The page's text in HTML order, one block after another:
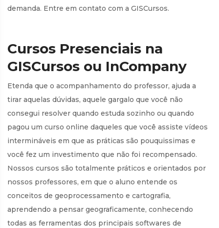
demanda. Entre em contato com a GISCursos.
Cursos Presenciais na
GISCursos ou InCompany
Etenda que o acompanhamento do professor, ajuda a
tirar aquelas dúvidas, aquele gargalo que você não
consegui resolver quando estuda sozinho ou quando
pagou um curso online daqueles que você assiste vídeos
intermináveis em que as práticas são pouquissimas e
você fez um investimento que não foi recompensado.
Nossos cursos são totalmente práticos e orientados por
nossos professores, em que o aluno entende os
conceitos de geoprocessamento e cartografia,
aprendendo a pensar geograficamente, conhecendo
todas as ferramentas dos principais softwares de